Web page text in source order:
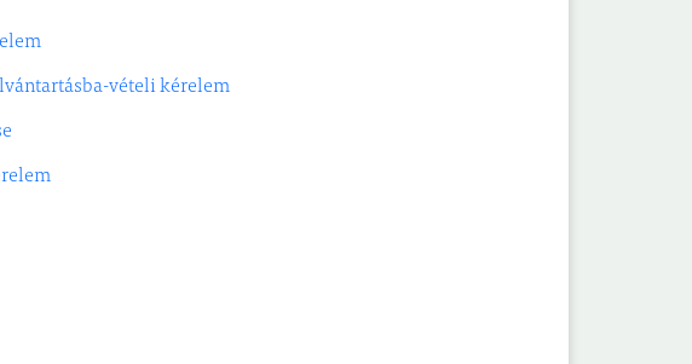
vételi kérelem